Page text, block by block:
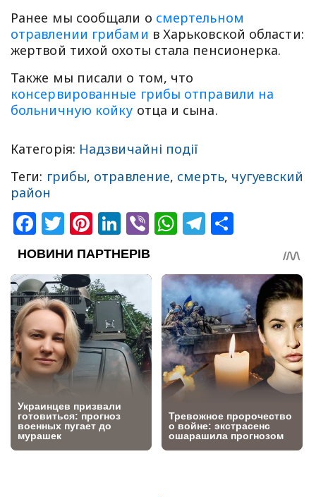
Ранее мы сообщали о смертельном
отравлении грибами в Харьковской области:
жертвой тихой охоты стала пенсионерка.
Также мы писали о том, что
консервированные грибы отправили на
больничную койку отца и сына.
Категорія: Надзвичайні події
Теги: грибы, отравление, смерть, чугуевский
район
Facebook
Twitter
Pinterest
LinkedIn
ViberWhatsApp
Telegram